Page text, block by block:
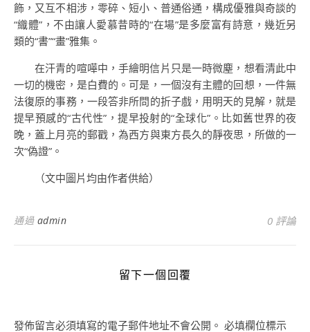
飾，又互不相涉，零碎、短小、普通俗通，構成優雅與奇談的
“織體”，不由讓人愛慕昔時的“在場”是多麼富有詩意，幾近另
類的“書”“畫”雅集。
在汗青的喧嘩中，手繪明信片只是一時微塵，想看清此中
一切的機密，是白費的。可是，一個沒有主體的回想，一件無
法復原的事務，一段答非所問的折子戲，用明天的見解，就是
提早預感的“古代性”，提早投射的“全球化”。比如舊世界的夜
晚，蓋上月亮的郵戳，為西方與東方長久的靜夜思，所做的一
次“偽證”。
（文中圖片均由作者供給）
通過 admin 0 評論
留下一個回覆
發佈留言必須填寫的電子郵件地址不會公開。 必填欄位標示